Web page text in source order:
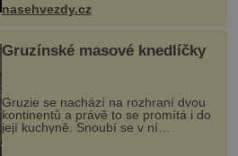
nasehvezdy.cz
Gruzínské masové knedlíčky
Gruzie se nachází na rozhraní dvou
kontinentů a právě to se promítá i do
její kuchyně. Snoubí se v ní
evropské a asijské chutě a díky tomu